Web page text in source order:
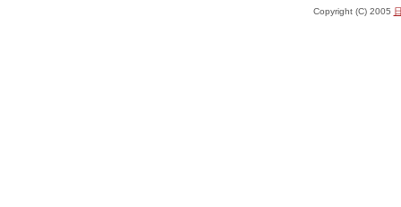
Copyright (C) 2005